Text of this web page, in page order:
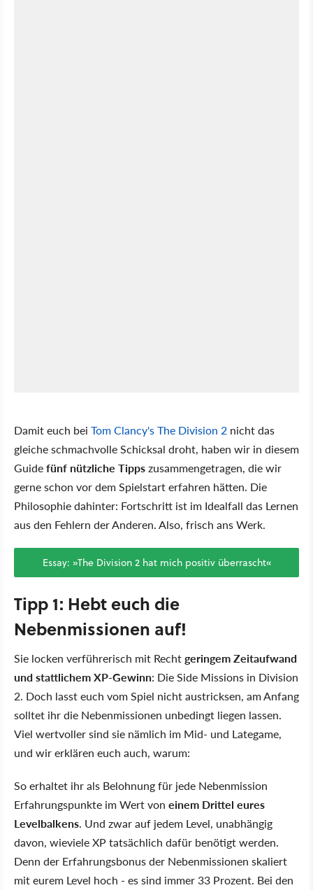
Damit euch bei Tom Clancy's The Division 2 nicht das
gleiche schmachvolle Schicksal droht, haben wir in diesem
Guidefünf nützliche Tippszusammengetragen, die wir
gerne schon vor dem Spielstart erfahren hätten. Die
Philosophie dahinter: Fortschritt ist im Idealfall das Lernen
aus den Fehlern der Anderen. Also, frisch ans Werk.
Essay: »The Division 2 hat mich positiv überrascht«
Tipp 1: Hebt euch die
Nebenmissionen auf!
Sie locken verführerisch mit Rechtgeringem Zeitaufwand
und stattlichem XP-Gewinn: Die Side Missions in Division
2. Doch lasst euch vom Spiel nicht austricksen, am Anfang
solltet ihr die Nebenmissionen unbedingt liegen lassen.
Viel wertvoller sind sie nämlich im Mid- und Lategame,
und wir erklären euch auch, warum:
So erhaltet ihr als Belohnung für jede Nebenmission
Erfahrungspunkte im Wert von einem Drittel eures
Levelbalkens. Und zwar auf jedem Level, unabhängig
davon, wieviele XP tatsächlich dafür benötigt werden.
Denn der Erfahrungsbonus der Nebenmissionen skaliert
mit eurem Level hoch - es sind immer 33 Prozent. Bei den